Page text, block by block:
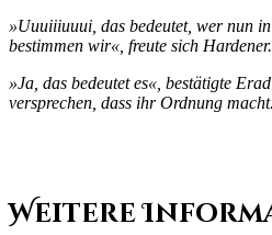
»Uuuiiiuuui, das bedeutet, wer nun
bestimmen wir«, freute sich Hardener.
»Ja, das bedeutet es«, bestätigte
versprechen, dass ihr Ordnung
Weitere